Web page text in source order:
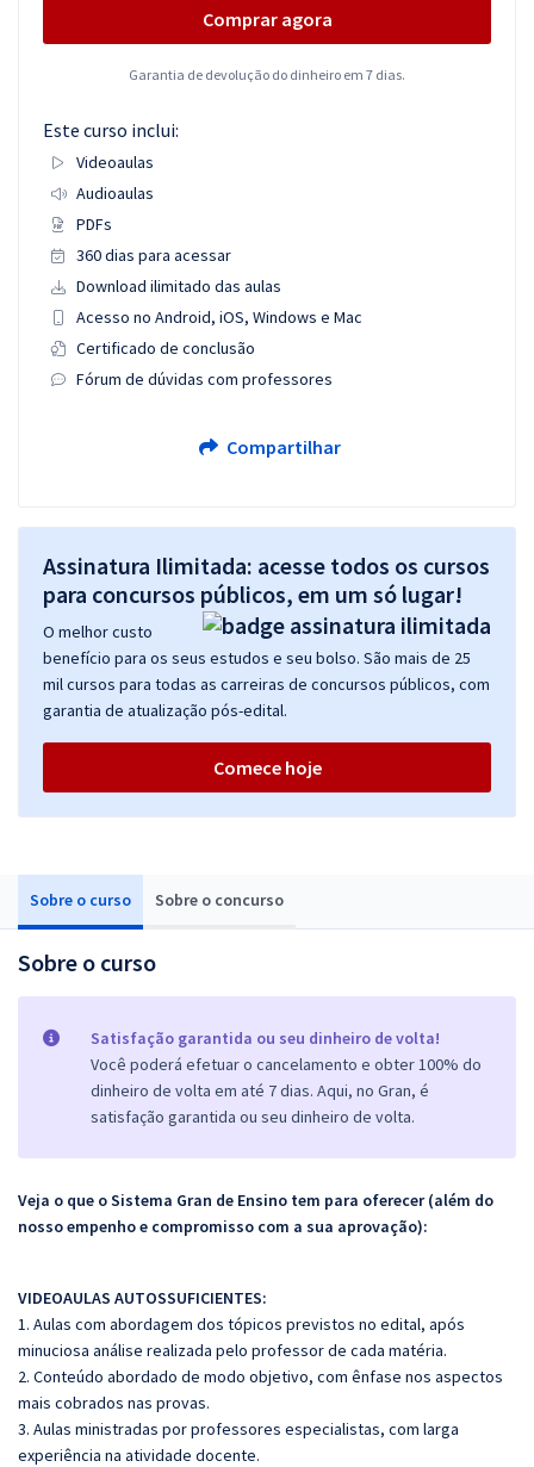
Sobre o curso Sobre o concurso
Sobre o curso
Satisfação garantida ou seu dinheiro de volta!
Você poderá efetuar o cancelamento e obter 100% do
dinheiro de volta em até 7 dias. Aqui, no Gran, é
satisfação garantida ou seu dinheiro de volta.
Veja o que o Sistema Gran de Ensino tem para oferecer (além do
nosso empenho e compromisso com a sua aprovação):
VIDEOAULAS AUTOSSUFICIENTES:
1. Aulas com abordagem dos tópicos previstos no edital, após
minuciosa análise realizada pelo professor de cada matéria.
2. Conteúdo abordado de modo objetivo, com ênfase nos aspectos
mais cobrados nas provas.
3. Aulas ministradas por professores especialistas, com larga
experiência na atividade docente.
Comprar agora
Garantia de devolução do dinheiro em 7 dias.
Este curso inclui:
Videoaulas
Audioaulas
PDFs
360 dias para acessar
Download ilimitado das aulas
Acesso no Android, iOS, Windows e Mac
Certificado de conclusão
Fórum de dúvidas com professores
Compartilhar
Assinatura Ilimitada: acesse todos os cursos
para concursos públicos, em um só lugar!
O melhor custo
benefício para os seus estudos e seu bolso. São mais de 25
mil cursos para todas as carreiras de concursos públicos, com
garantia de atualização pós-edital.
Comece hoje